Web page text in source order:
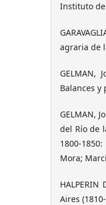
Instituto de
agraria de
GELMAN,
Balances y
GELMAN,
del Río de
1800-
Mora;
Aires